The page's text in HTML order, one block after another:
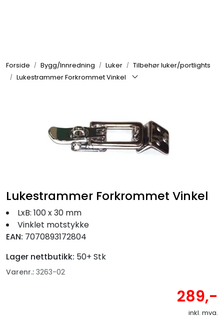
Forside Bygg/Innredning Luker
Tilbehør luker/portlights
Lukestrammer Forkrommet Vinkel
Lukestrammer Forkrommet Vinkel
LxB: 100 x 30 mm
Vinklet motstykke
EAN: 7070893172804
Lager nettbutikk: 50+ Stk
Varenr.: 3263-02
289,-
inkl. mva.
Elektrisk
Komfort
Motor/Styring
Fortøyning
Fritid/Sikkerhet